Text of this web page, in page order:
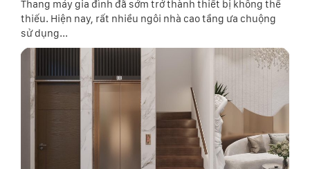
Thang máy gia đình đã sớm trở thành thiết bị không thể
thiếu. Hiện nay, rất nhiều ngôi nhà cao tầng ưa chuộng
sử dụng...